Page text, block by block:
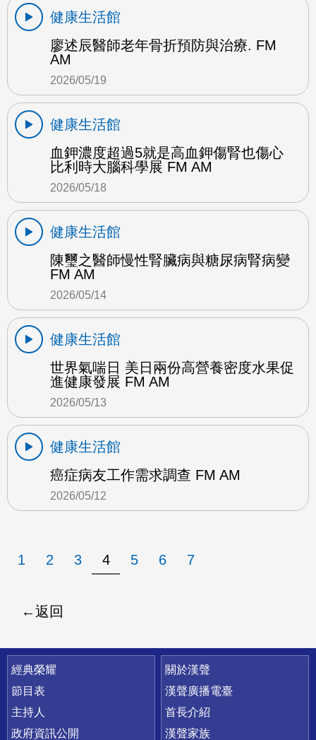
健康生活館
廖述辰醫師老年骨折預防與治療. FM
AM
2026/05/19
健康生活館
血鉀濃度超過5就是高血鉀傷腎也傷心
比利時大腦科學展 FM AM
2026/05/18
健康生活館
陳璽之醫師慢性腎臟病與糖尿病腎病變
FM AM
2026/05/14
健康生活館
世界氣喘日 美日兩份高營養密度水果促
進健康發展 FM AM
2026/05/13
健康生活館
癌症病友工作需求調查 FM AM
2026/05/12
1 2 3 4 5 6 7
返回
快速連結
經典榮耀
節目表
主持人
政府資訊公開
關於漢聲
漢聲廣播電臺
首長介紹
漢聲家族